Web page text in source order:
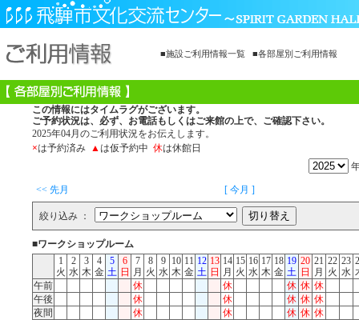
■施設ご利用情報一覧 ■各部屋別ご利用情報
この情報にはタイムラグがございます。
ご予約状況は、必ず、お電話もしくはご来館の上で、ご確認下さい。
2025年04月のご利用状況をお伝えします。
×は予約済み ▲は仮予約中 休は休館日
<< 先月 [ 今月 ]
絞り込み ：
■ワークショップルーム
1
火
2
水
3
木
4
金
5
土
6
日
7
月
8
火
9
水
10
木
11
金
12
土
13
日
14
月
15
火
16
水
17
木
18
金
19
土
20
日
21
月
22
火
23
水
午前
休 休 休 休 休
午後
休 休 休 休 休
夜間
休 休 休 休 休